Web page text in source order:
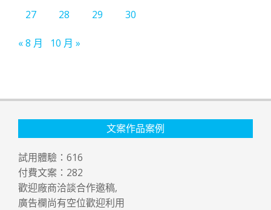
27
28 29 30
« 8 月 10 月 »
文案作品案例
試用體驗： 616
付費文案： 282
歡迎廠商洽談合作邀稿,
廣告欄尚有空位歡迎利用